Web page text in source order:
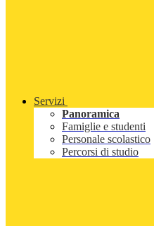
Servizi
Panoramica
Famiglie e studenti
Personale scolastico
Percorsi di studio